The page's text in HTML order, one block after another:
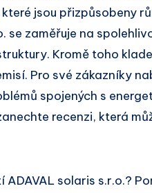
jsou přizpůsobeny
se zaměřuje na
Kromě toho
Pro své zákazníky
spojených s
recenzi, která
solaris s.r.o.?